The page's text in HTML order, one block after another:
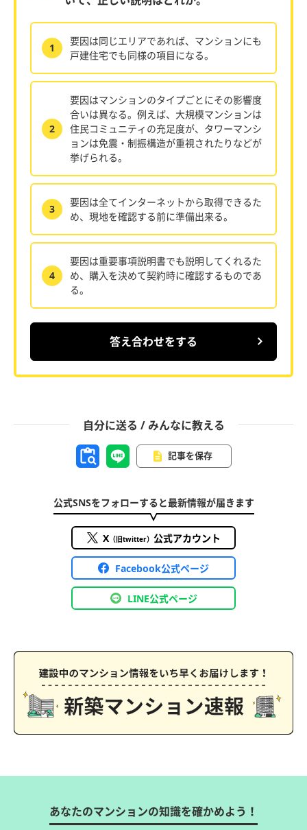
1
要因は同じエリアであれば、マンションにも
戸建住宅でも同様の項目になる。
2
要因はマンションのタイプごとにその影響度
合いは異なる。例えば、大規模マンションは
住民コミュニティの充足度が、タワーマンシ
ョンは免震・制振構造が重視されたりなどが
挙げられる。
3
要因は全てインターネットから取得できるた
め、現地を確認する前に準備出来る。
4
要因は重要事項説明書でも説明してくれるた
め、購入を決めて契約時に確認するものであ
る。
答え合わせをする
自分に送る / みんなに教える
記事を保存
公式SNSをフォローすると最新情報が届きます
X（旧twitter） 公式アカウント
Facebook公式ページ
LINE公式ページ
あなたのマンションの知識を確かめよう！